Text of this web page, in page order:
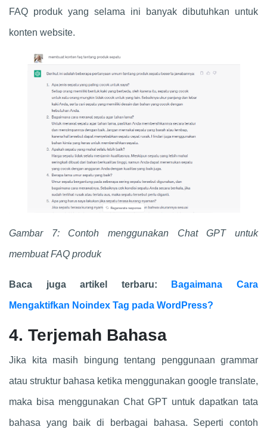
FAQ produk yang selama ini banyak dibutuhkan untuk
konten website.
Gambar 7: Contoh menggunakan Chat GPTuntuk
membuat FAQ produk
Baca juga artikel terbaru: Bagaimana Cara
Mengaktifkan Noindex Tag pada WordPress?
4. Terjemah Bahasa
Jika kita masih bingung tentang penggunaan grammar
atau struktur bahasa ketika menggunakan google translate,
maka bisa menggunakan Chat GPT untuk dapatkan tata
bahasa yang baik di berbagai bahasa. Seperti contoh